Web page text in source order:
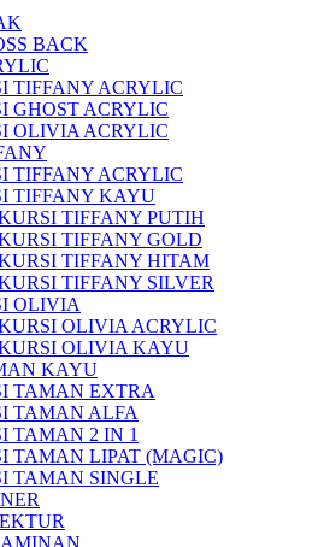
BACK
TIFFANY ACRYLIC
GHOST ACRYLIC
OLIVIA ACRYLIC
TIFFANY ACRYLIC
TIFFANY KAYU
TIFFANY PUTIH
TIFFANY GOLD
TIFFANY HITAM
TIFFANY SILVER
OLIVIA
OLIVIA ACRYLIC
OLIVIA KAYU
KAYU
TAMAN EXTRA
TAMAN ALFA
TAMAN 2 IN 1
TAMAN LIPAT (MAGIC)
TAMAN SINGLE